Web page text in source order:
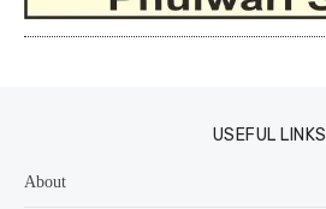
USEFUL LINKS
About